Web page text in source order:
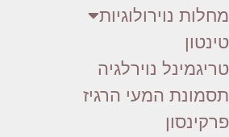
מחלות נוירולוגיות
טינטון
טריגמינל נוירלגיה
תסמונת המעי הרגיז
פרקינסון